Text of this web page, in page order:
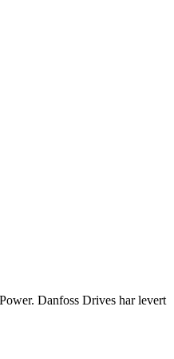
Danfoss Drives har levert